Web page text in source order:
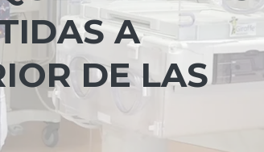
A
DE LAS